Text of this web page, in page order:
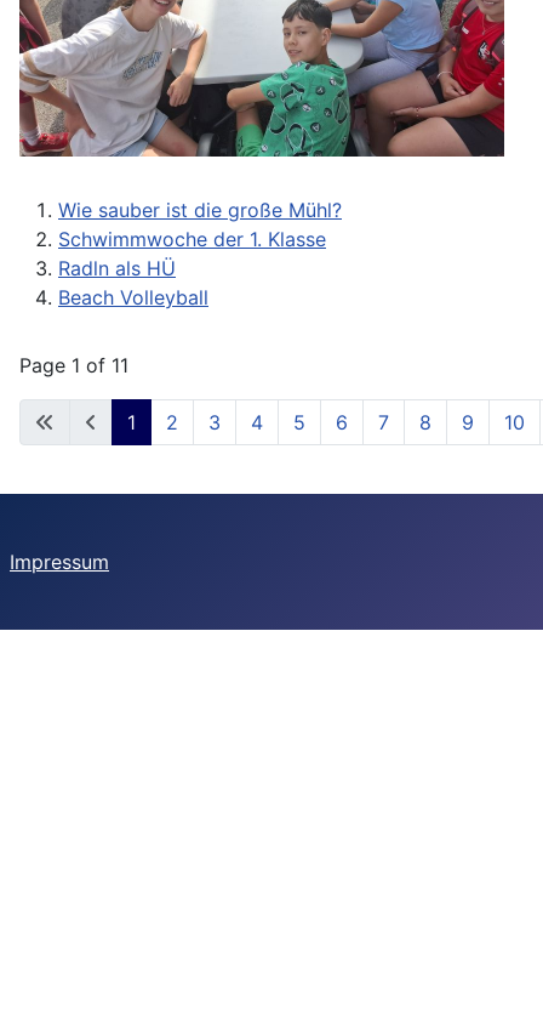
Wie sauber ist die große Mühl?
Schwimmwoche der 1. Klasse
Radln als HÜ
Beach Volleyball
Page 1 of 11
1 2 3 4 5 6 7 8 9 10
Impressum